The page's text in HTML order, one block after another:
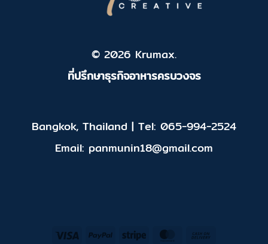
© 2026 Krumax.
ที่ปรึกษาธุรกิจอาหารครบวงจร
Bangkok, Thailand | Tel: 065-994-2524
Email: panmunin18@gmail.com